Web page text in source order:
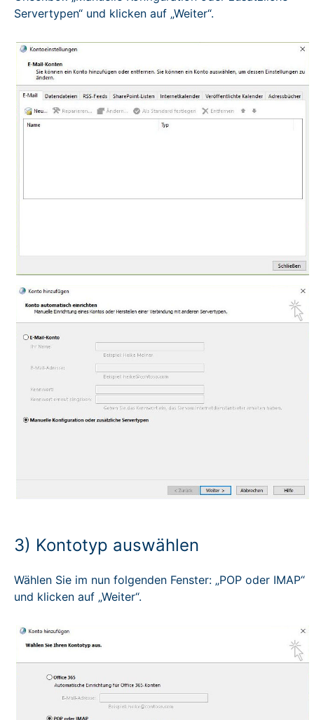
Servertypen“ und klicken auf „Weiter“.
3) Kontotyp auswählen
Wählen Sie im nun folgenden Fenster: „POP oder IMAP“
und klicken auf „Weiter“.